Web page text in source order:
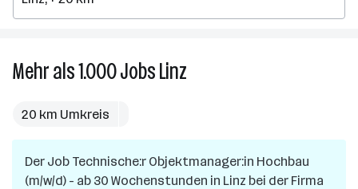
Mehr als 1.000JobsLinz
in
Linz
20 km Umkreis
Der Job Technische:r Objektmanager:in Hochbau
(m/w/d) - ab 30 Wochenstunden in Linz bei der Firma